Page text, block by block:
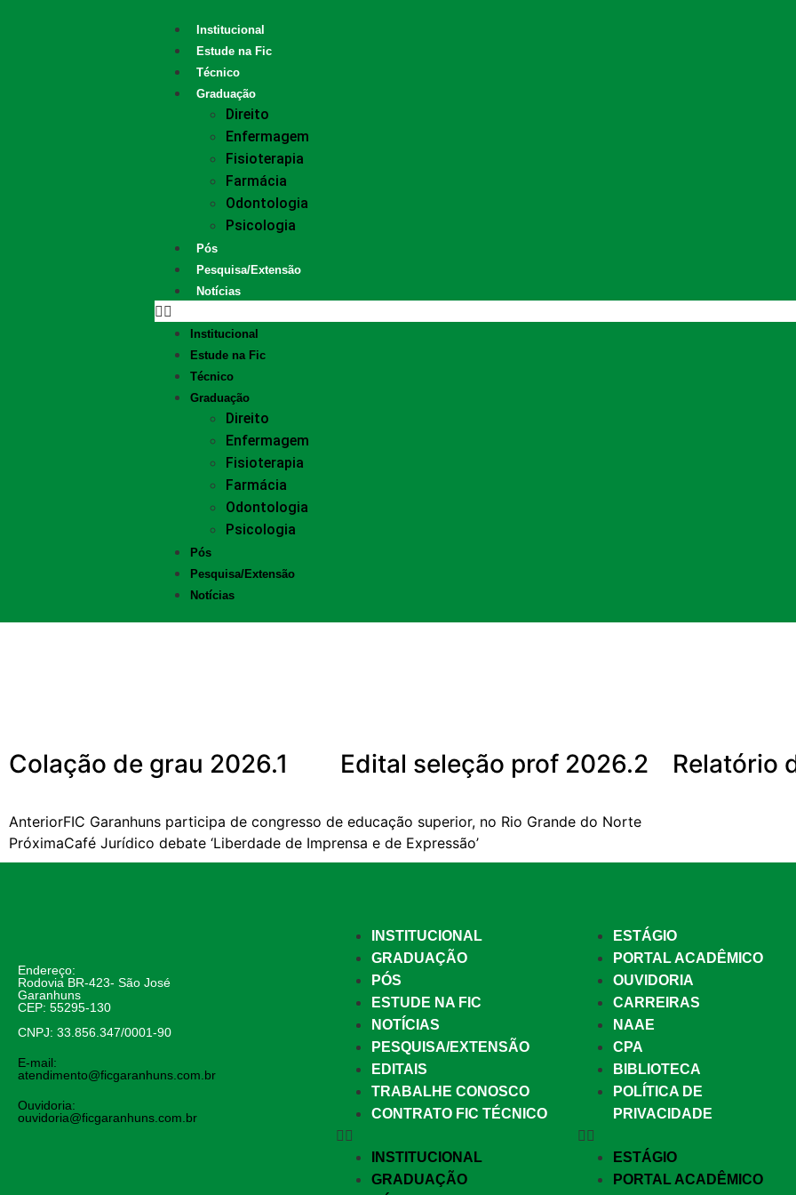
Institucional
Estude na Fic
Técnico
Graduação
Direito
Enfermagem
Fisioterapia
Farmácia
Odontologia
Psicologia
Pós
Pesquisa/Extensão
Notícias
Institucional
Estude na Fic
Técnico
Graduação
Direito
Enfermagem
Fisioterapia
Farmácia
Odontologia
Psicologia
Pós
Pesquisa/Extensão
Notícias
Colação de grau 2026.1 Edital seleção prof 2026.2 Relatório
AnteriorFIC Garanhuns participa de congresso de educação superior, no Rio Grande do Norte
PróximaCafé Jurídico debate ‘Liberdade de Imprensa e de Expressão’
Endereço:
Rodovia BR-423- São José
Garanhuns
CEP: 55295-130
CNPJ: 33.856.347/0001-90
E-mail:
atendimento@ficgaranhuns.com.br
Ouvidoria:
ouvidoria@ficgaranhuns.com.br
INSTITUCIONAL
GRADUAÇÃO
PÓS
ESTUDE NA FIC
NOTÍCIAS
PESQUISA/EXTENSÃO
EDITAIS
TRABALHE CONOSCO
CONTRATO FIC TÉCNICO
INSTITUCIONAL
GRADUAÇÃO
ESTÁGIO
PORTAL ACADÊMICO
OUVIDORIA
CARREIRAS
NAAE
CPA
BIBLIOTECA
POLÍTICA DE
PRIVACIDADE
ESTÁGIO
PORTAL ACADÊMICO